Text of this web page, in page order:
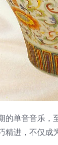
的单音音乐，
精进，不仅成